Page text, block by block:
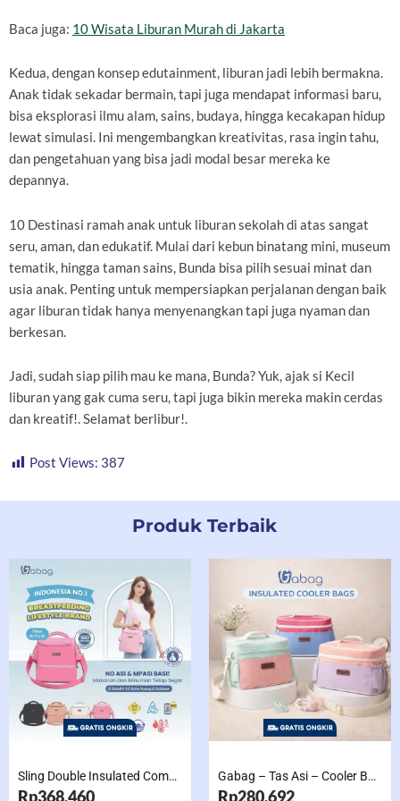
Baca juga: 10 Wisata Liburan Murah di Jakarta
Kedua, dengan konsep edutainment, liburan jadi lebih bermakna.
Anak tidak sekadar bermain, tapi juga mendapat informasi baru,
bisa eksplorasi ilmu alam, sains, budaya, hingga kecakapan hidup
lewat simulasi. Ini mengembangkan kreativitas, rasa ingin tahu,
dan pengetahuan yang bisa jadi modal besar mereka ke
depannya.
10 Destinasi ramah anak untuk liburan sekolah di atas sangat
seru, aman, dan edukatif. Mulai dari kebun binatang mini, museum
tematik, hingga taman sains, Bunda bisa pilih sesuai minat dan
usia anak. Penting untuk mempersiapkan perjalanan dengan baik
agar liburan tidak hanya menyenangkan tapi juga nyaman dan
berkesan.
Jadi, sudah siap pilih mau ke mana, Bunda? Yuk, ajak si Kecil
liburan yang gak cuma seru, tapi juga bikin mereka makin cerdas
dan kreatif!. Selamat berlibur!.
Post Views: 387
Produk Terbaik
Sling Double Insulated Compartment Cappucino Black, Creamy, Salem, Chocolate
Rp368.460
Gabag – Tas Asi – Cooler Bag Sling Single Compartment Mint Grape Bubble
Rp280.692